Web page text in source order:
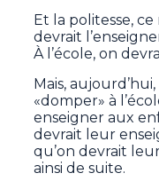
Et la politesse, ce
devrait
À l’école, on
Mais,
«domper» à
enseigner aux
devrait leur
qu’on devrait
ainsi de suite.